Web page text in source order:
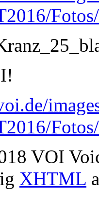
VOI
XHTML